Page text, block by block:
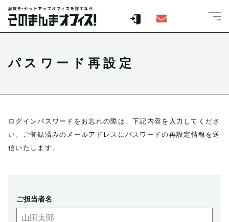
パスワード再設定
ログインパスワードをお忘れの際は、下記内容を入力してくださ
い。 ご登録済みのメールアドレスにパスワードの再設定情報を送
信いたします。
ご担当者名